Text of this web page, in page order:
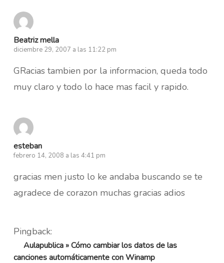
Beatriz mella
diciembre 29, 2007 a las 11:22 pm
GRacias tambien por la informacion, queda todo
muy claro y todo lo hace mas facil y rapido.
esteban
febrero 14, 2008 a las 4:41 pm
gracias men justo lo ke andaba buscando se te
agradece de corazon muchas gracias adios
Pingback:
Aulapublica » Cómo cambiar los datos de las
canciones automáticamente con Winamp